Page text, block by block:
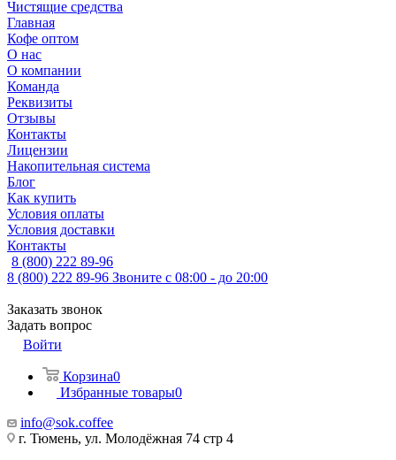
Чистящие средства
Главная
Кофе оптом
О нас
О компании
Команда
Реквизиты
Отзывы
Контакты
Лицензии
Накопительная система
Блог
Как купить
Условия оплаты
Условия доставки
Контакты
8 (800) 222 89-96
8 (800) 222 89-96 Звоните с 08:00 - до 20:00
Заказать звонок
Задать вопрос
Войти
Корзина0
Избранные товары0
info@sok.coffee
г. Тюмень, ул. Молодёжная 74 стр 4